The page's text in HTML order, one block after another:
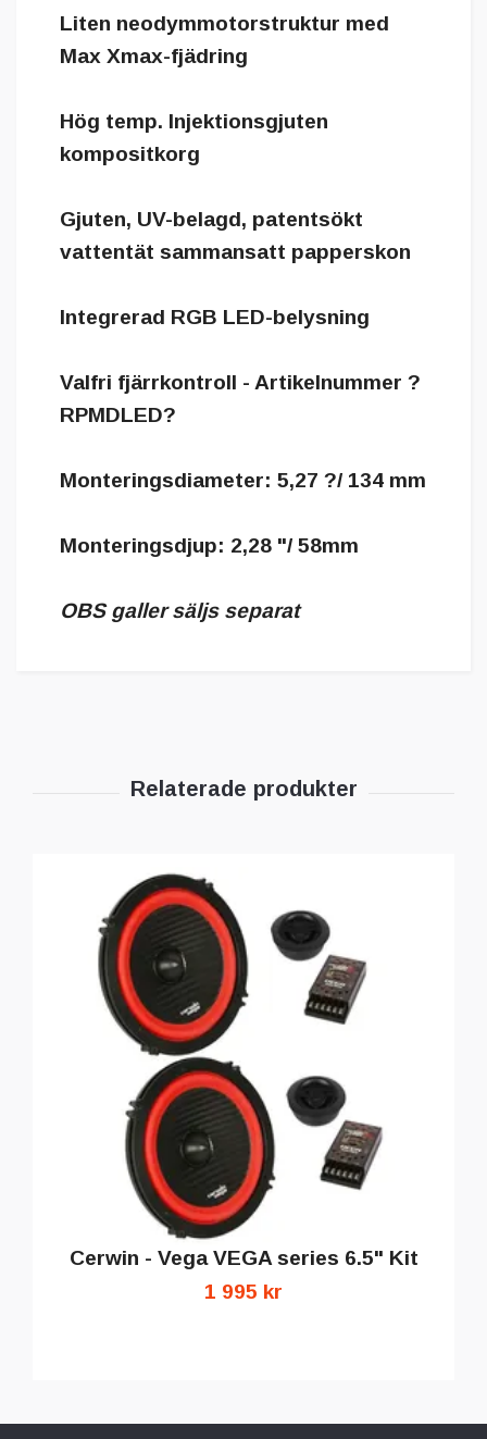
Liten neodymmotorstruktur med
Max Xmax-fjädring
Hög temp. Injektionsgjuten
kompositkorg
Gjuten, UV-belagd, patentsökt
vattentät sammansatt papperskon
Integrerad RGB LED-belysning
Valfri fjärrkontroll - Artikelnummer ?
RPMDLED?
Monteringsdiameter: 5,27 ?/ 134 mm
Monteringsdjup: 2,28 "/ 58mm
OBS galler säljs separat
Cerwin - Vega VEGA series 6.5" Kit
1 995 kr